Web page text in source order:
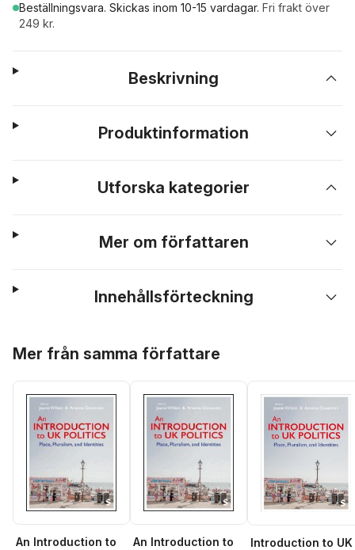
Beställningsvara. Skickas inom 10-15 vardagar. Fri frakt över
249 kr.
Beskrivning
Produktinformation
Utforska kategorier
Mer om författaren
Innehållsförteckning
Mer från samma författare
An Introduction to
An Introduction to
Introduction to UK